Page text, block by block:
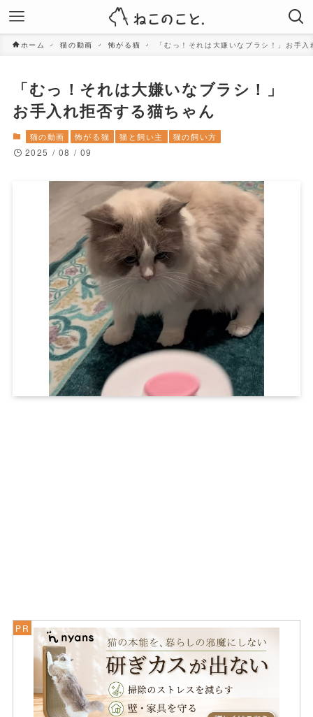
ホーム 猫の動画 怖がる猫 「むっ！それは大嫌いなブラシ！」お手
「むっ！それは大嫌いなブラシ！」
お手入れ拒否する猫ちゃん
猫の動画 怖がる猫 猫と飼い主 猫の飼い方
2025 / 08 / 09